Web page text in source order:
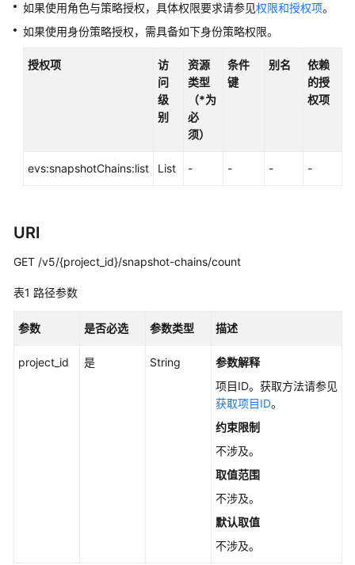
用
指
践
参
考
用
如果使用角色与策略授权，具体权限要求请参见权限和授权项。
如果使用身份策略授权，需具备如下身份策略权限。
授权项
访
问
级
别
资源
类型
（*为
必
须）
条件
键
别名
依赖
的授
权项
evs:snapshotChains:list List - - - -
URI
GET /v5/{project_id}/snapshot-chains/count
表1 路径参数
参数 是否必选 参数类型 描述
project_id 是 String
参数解释
项目ID。获取方法请参见
获取项目ID。
约束限制
不涉及。
取值范围
不涉及。
默认取值
不涉及。